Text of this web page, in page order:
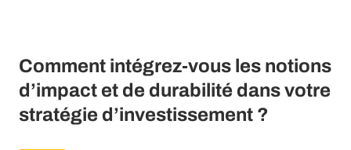
Comment intégrez-vous les notions
d’impact et de durabilité dans votre
stratégie d’investissement ?